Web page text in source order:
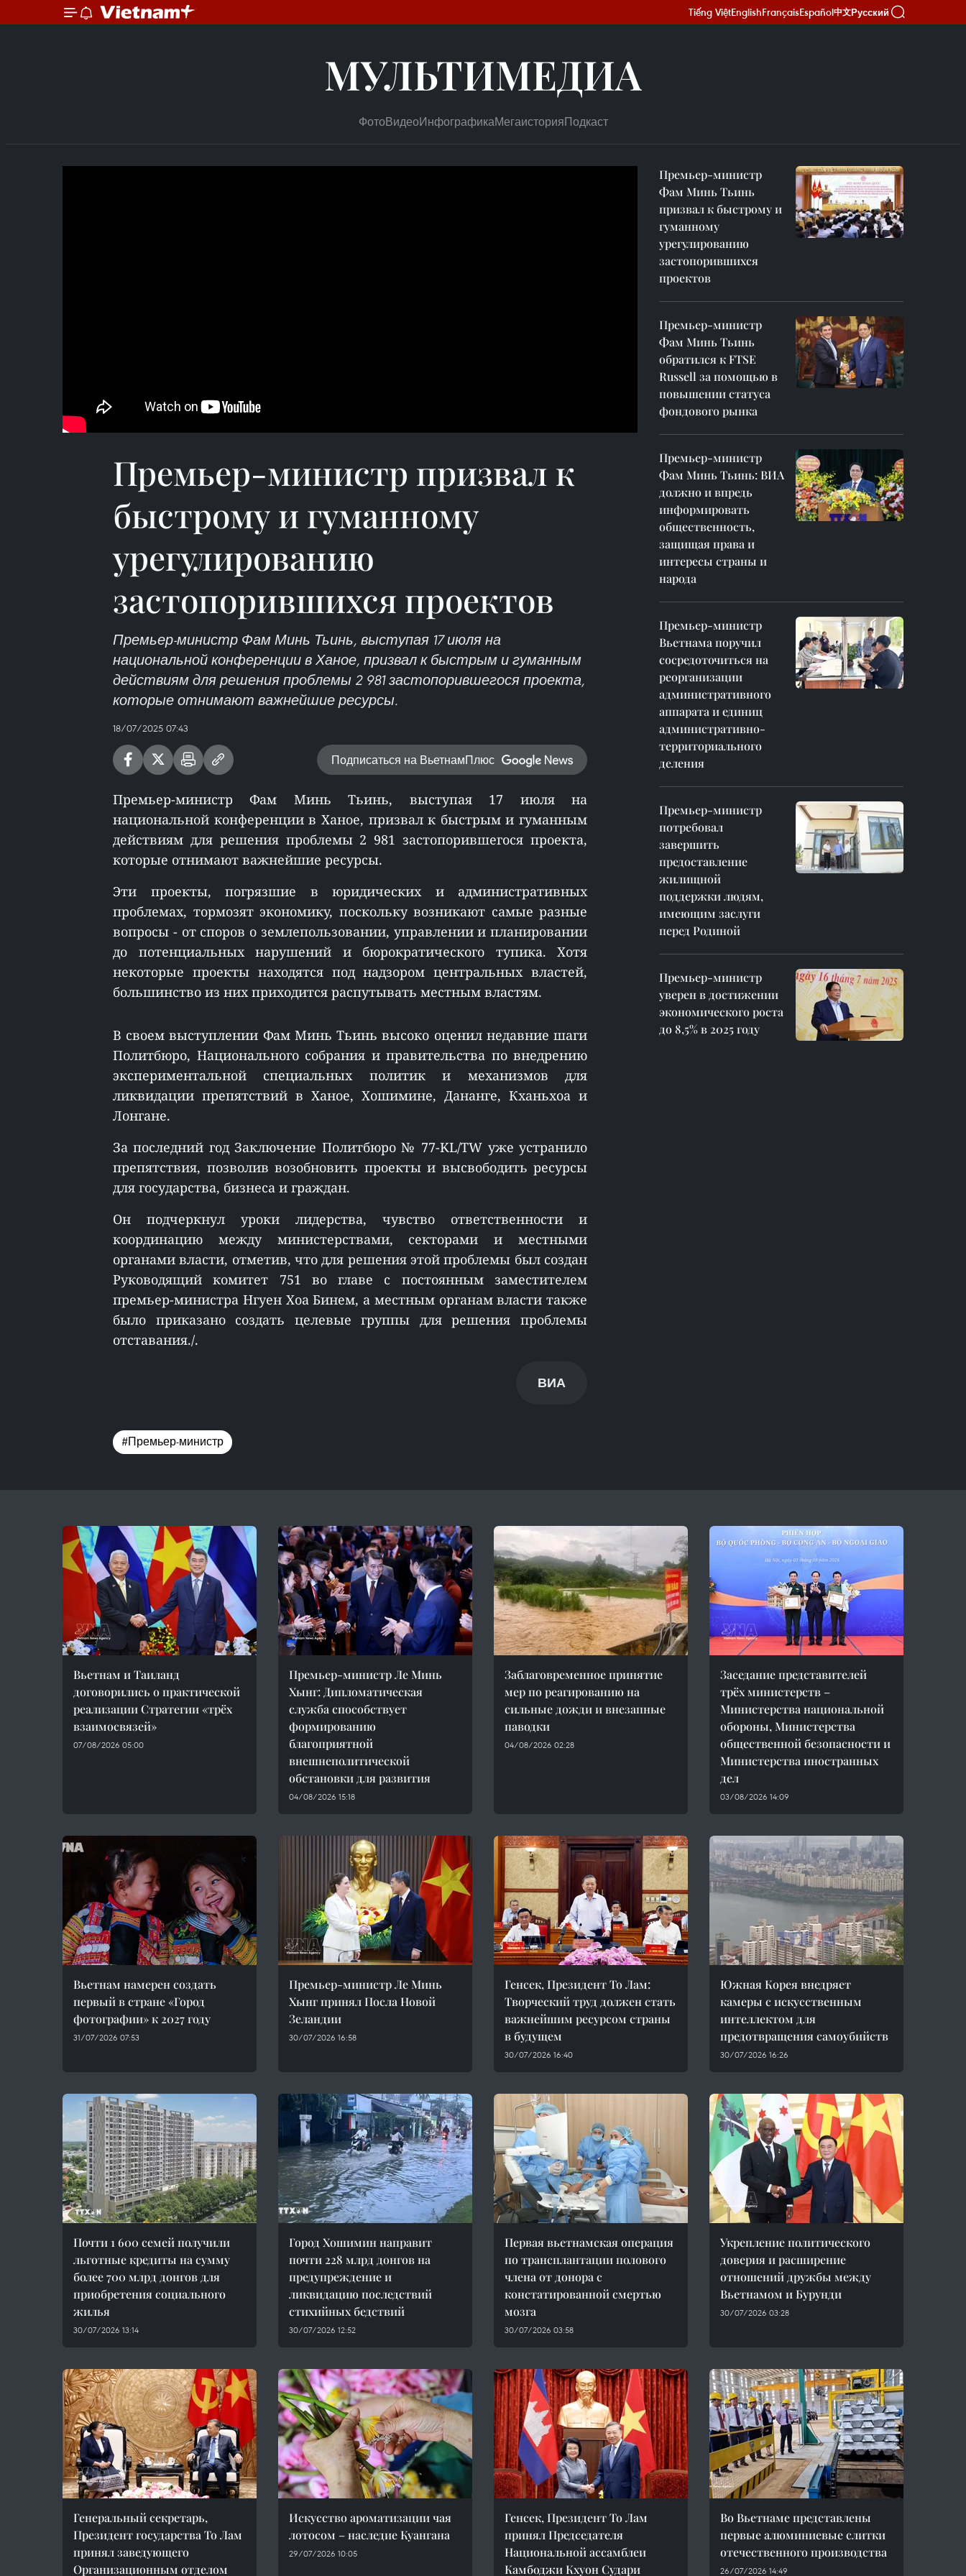
Tiếng ViệtEnglishFrançaisEspañol中文Русский
МУЛЬТИМЕДИА
ФотоВидеоИнфографикаМегаисторияПодкаст
Премьер-министр призвал к
быстрому и гуманному
урегулированию
застопорившихся проектов
Премьер-министр Фам Минь Тьинь, выступая 17 июля на
национальной конференции в Ханое, призвал к быстрым и гуманным
действиям для решения проблемы 2 981 застопорившегося проекта,
которые отнимают важнейшие ресурсы.
18/07/2025 07:43
Подписаться на ВьетнамПлюс
Премьер-министр Фам Минь Тьинь, выступая 17 июля на
национальной конференции в Ханое, призвал к быстрым и гуманным
действиям для решения проблемы 2 981 застопорившегося проекта,
которые отнимают важнейшие ресурсы.
Эти проекты, погрязшие в юридических и административных
проблемах, тормозят экономику, поскольку возникают самые разные
вопросы - от споров о землепользовании, управлении и планировании
до потенциальных нарушений и бюрократического тупика. Хотя
некоторые проекты находятся под надзором центральных властей,
большинство из них приходится распутывать местным властям.
В своем выступлении Фам Минь Тьинь высоко оценил недавние шаги
Политбюро, Национального собрания и правительства по внедрению
экспериментальной специальных политик и механизмов для
ликвидации препятствий в Ханое, Хошимине, Дананге, Кханьхоа и
Лонгане.
За последний год Заключение Политбюро № 77-KL/TW уже устранило
препятствия, позволив возобновить проекты и высвободить ресурсы
для государства, бизнеса и граждан.
Он подчеркнул уроки лидерства, чувство ответственности и
координацию между министерствами, секторами и местными
органами власти, отметив, что для решения этой проблемы был создан
Руководящий комитет 751 во главе с постоянным заместителем
премьер-министра Нгуен Хоа Бинем, а местным органам власти также
было приказано создать целевые группы для решения проблемы
отставания./.
ВИА
#Премьер-министр
Премьер-министр
Фам Минь Тьинь
призвал к быстрому и
гуманному
урегулированию
застопорившихся
проектов
Премьер-министр
Фам Минь Тьинь
обратился к FTSE
Russell за помощью в
повышении статуса
фондового рынка
Премьер-министр
Фам Минь Тьинь: ВИА
должно и впредь
информировать
общественность,
защищая права и
интересы страны и
народа
Премьер-министр
Вьетнама поручил
сосредоточиться на
реорганизации
административного
аппарата и единиц
административно-
территориального
деления
Премьер-министр
потребовал
завершить
предоставление
жилищной
поддержки людям,
имеющим заслуги
перед Родиной
Премьер-министр
уверен в достижении
экономического роста
до 8,5% в 2025 году
Вьетнам и Таиланд
договорились о практической
реализации Стратегии «трёх
взаимосвязей»
07/08/2026 05:00
Премьер-министр Ле Минь
Хынг: Дипломатическая
служба способствует
формированию
благоприятной
внешнеполитической
обстановки для развития
04/08/2026 15:18
Заблаговременное принятие
мер по реагированию на
сильные дожди и внезапные
паводки
04/08/2026 02:28
Заседание представителей
трёх министерств –
Министерства национальной
обороны, Министерства
общественной безопасности и
Министерства иностранных
дел
03/08/2026 14:09
Вьетнам намерен создать
первый в стране «Город
фотографии» к 2027 году
31/07/2026 07:53
Премьер-министр Ле Минь
Хынг принял Посла Новой
Зеландии
30/07/2026 16:58
Генсек, Президент То Лам:
Творческий труд должен стать
важнейшим ресурсом страны
в будущем
30/07/2026 16:40
Южная Корея внедряет
камеры с искусственным
интеллектом для
предотвращения самоубийств
30/07/2026 16:26
Почти 1 600 семей получили
льготные кредиты на сумму
более 700 млрд донгов для
приобретения социального
жилья
30/07/2026 13:14
Город Хошимин направит
почти 228 млрд донгов на
предупреждение и
ликвидацию последствий
стихийных бедствий
30/07/2026 12:52
Первая вьетнамская операция
по трансплантации полового
члена от донора с
констатированной смертью
мозга
30/07/2026 03:58
Укрепление политического
доверия и расширение
отношений дружбы между
Вьетнамом и Бурунди
30/07/2026 03:28
Генеральный секретарь,
Президент государства То Лам
принял заведующего
Организационным отделом
Искусство ароматизации чая
лотосом – наследие Куангана
29/07/2026 10:05
Генсек, Президент То Лам
принял Председателя
Национальной ассамблеи
Камбоджи Кхуон Судари
Во Вьетнаме представлены
первые алюминиевые слитки
отечественного производства
26/07/2026 14:49